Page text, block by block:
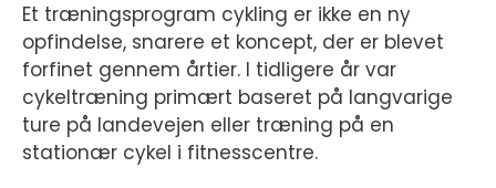
Et træningsprogram cykling er ikke en ny
opfindelse, snarere et koncept, der er blevet
forfinet gennem årtier. I tidligere år var
cykeltræning primært baseret på langvarige
ture på landevejen eller træning på en
stationær cykel i fitnesscentre.